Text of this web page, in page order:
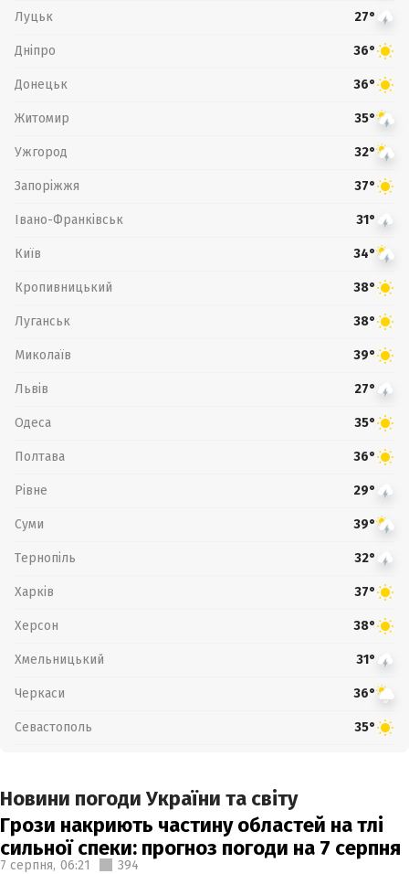
Луцьк 27°
Дніпро 36°
Донецьк 36°
Житомир 35°
Ужгород 32°
Запоріжжя 37°
Івано-Франківськ 31°
Київ 34°
Кропивницький 38°
Луганськ 38°
Миколаїв 39°
Львів 27°
Одеса 35°
Полтава 36°
Рівне 29°
Суми 39°
Тернопіль 32°
Харків 37°
Херсон 38°
Хмельницький 31°
Черкаси 36°
Севастополь 35°
Новини погоди України та світу
Грози накриють частину областей на тлі
сильної спеки: прогноз погоди на 7 серпня
7 серпня, 06:21 394